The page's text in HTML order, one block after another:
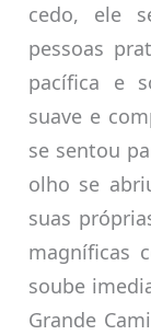
cedo, ele
pessoas
pacífica e
suave e
se sentou
olho se
suas
magníficas
soube
Grande